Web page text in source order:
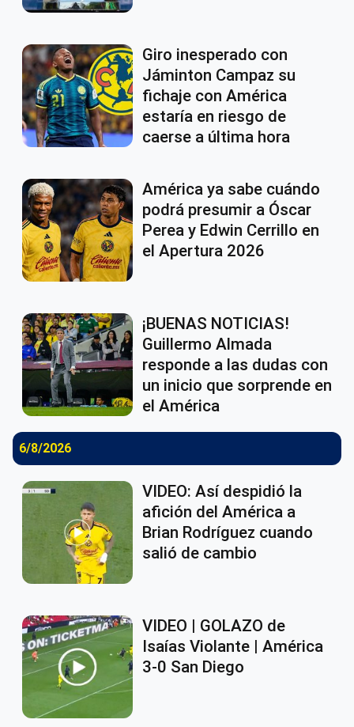
Giro inesperado con
Jáminton Campaz su
fichaje con América
estaría en riesgo de
caerse a última hora
América ya sabe cuándo
podrá presumir a Óscar
Perea y Edwin Cerrillo en
el Apertura 2026
¡BUENAS NOTICIAS!
Guillermo Almada
responde a las dudas con
un inicio que sorprende en
el América
6/8/2026
VIDEO: Así despidió la
afición del América a
Brian Rodríguez cuando
salió de cambio
VIDEO | GOLAZO de
Isaías Violante | América
3-0 San Diego